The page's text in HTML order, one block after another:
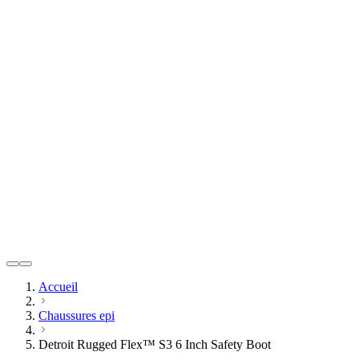
Accueil
Chaussures epi
Detroit Rugged Flex™ S3 6 Inch Safety Boot